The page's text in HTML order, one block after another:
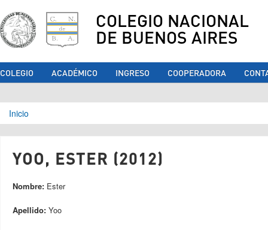
COLEGIO NACIONAL
DE BUENOS AIRES
COLEGIO ACADÉMICO INGRESO COOPERADORA
Se encuentra usted aquí
Inicio
YOO, ESTER (2012)
Nombre: Ester
Apellido: Yoo